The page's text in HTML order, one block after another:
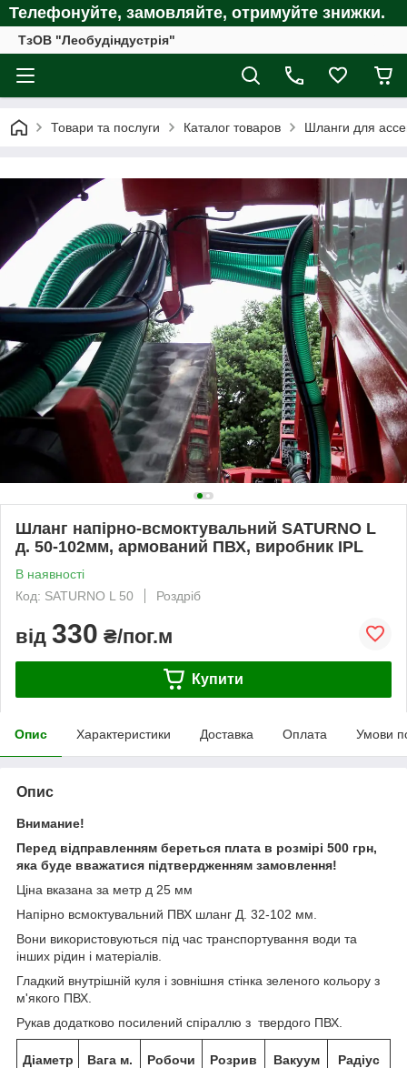
Телефонуйте, замовляйте, отримуйтезнижки.
ТзОВ "Леобудіндустрія"
Товари та послуги Каталог товаров Шланги для
Шланг напірно-всмоктувальний SATURNO L
д. 50-102мм, армований ПВХ, виробник IPL
В наявності
Код: SATURNO L 50
Роздріб
від 330 ₴/пог.м
Купити
Опис Характеристики Доставка Оплата Умови
Опис
Внимание!
Перед відправленням береться плата в розмірі 500 грн,
яка буде вважатися підтвердженням замовлення!
Ціна вказана за метр д 25 мм
Напірно всмоктувальний ПВХ шланг Д. 32-102 мм.
Вони використовуються під час транспортування води та
інших рідин і матеріалів.
Гладкий внутрішній куля і зовнішня стінка зеленого кольору з
м'якого ПВХ.
Рукав додатково посилений спіраллю з твердого ПВХ.
Діаметр Вага м.
Робочи
Розрив
Вакуум
Радіус